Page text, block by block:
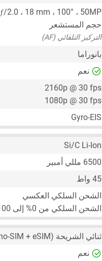
50MP ، ƒ/2.0 ، 18 mm ، 100° ( كاميرا واسعة للغاية ) ،
حجم المستشعر
التركيز التلقائي (AF)
بانوراما
نعم
2160p @ 30 fps
1080p @ 30 fps
Gyro-EIS
Si/C Li-Ion
6500 مللي أمبير
45 واط
الشحن السلكي العكسي
الشحن السلكي من 0% إلى 100% خلال 84 دقيقة (وفقًا لما هو مُعلن)
ثنائي الشريحة (Nano-SIM + Nano-SIM + eSIM)
نعم